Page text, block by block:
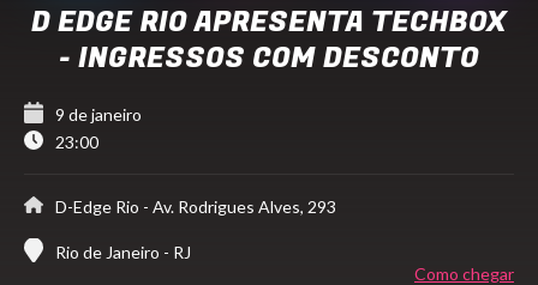
D EDGE RIO APRESENTA TECHBOX
- INGRESSOS COM DESCONTO
9 de janeiro
23:00
D-Edge Rio - Av. Rodrigues Alves, 293
Rio de Janeiro - RJ
Como chegar